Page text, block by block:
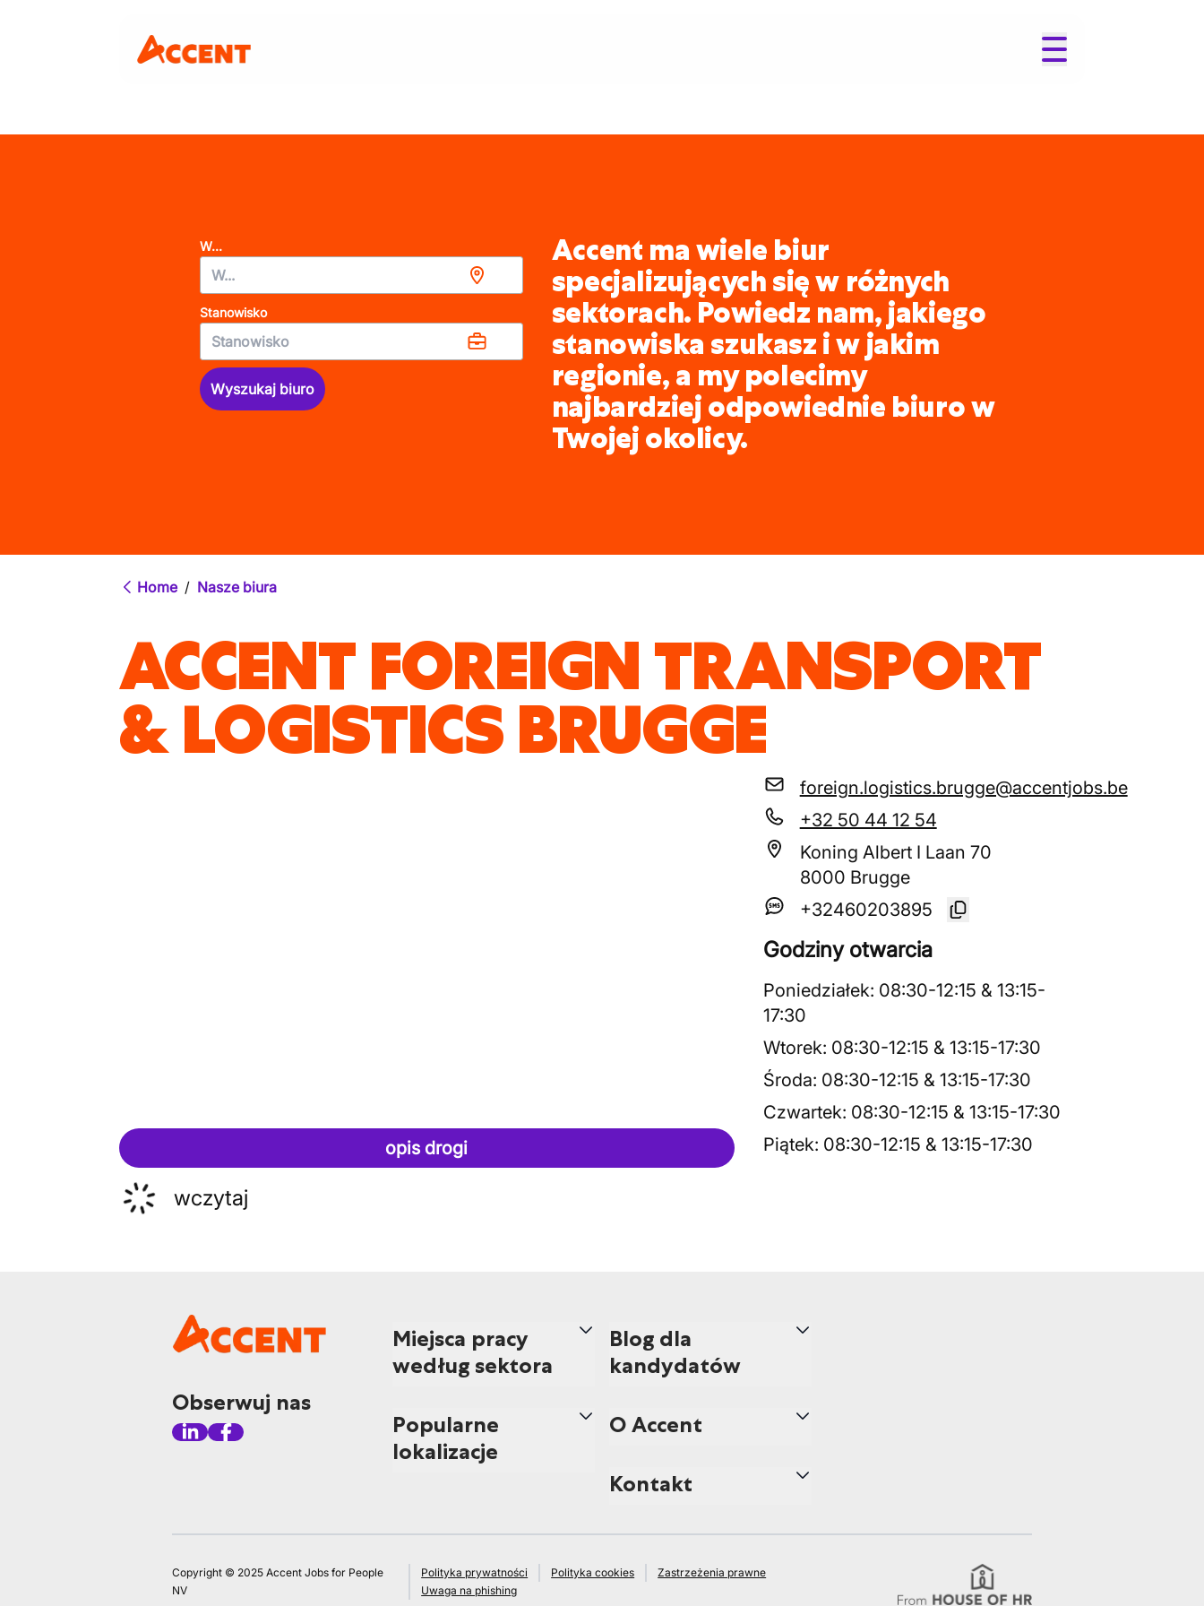
W...
Stanowisko
Wyszukaj biuro
Accent ma wiele biur
specjalizujących się w różnych
sektorach. Powiedz nam, jakiego
stanowiska szukasz i w jakim
regionie, a my polecimy
najbardziej odpowiednie biuro w
Twojej okolicy.
Home / Nasze biura
ACCENT FOREIGN TRANSPORT
& LOGISTICS BRUGGE
opis drogi
foreign.logistics.brugge@accentjobs.be
+32 50 44 12 54
Koning Albert I Laan 70
8000 Brugge
+32460203895
Godziny otwarcia
Poniedziałek: 08:30-12:15 & 13:15-
17:30
Wtorek: 08:30-12:15 & 13:15-17:30
Środa: 08:30-12:15 & 13:15-17:30
Czwartek: 08:30-12:15 & 13:15-17:30
Piątek: 08:30-12:15 & 13:15-17:30
wczytaj
Obserwuj nas
Miejsca pracy
według sektora
Popularne
lokalizacje
Blog dla
kandydatów
O Accent
Kontakt
Copyright © 2025 Accent Jobs for People
NV
Polityka prywatności Polityka cookies
Zastrzeżenia prawne
Uwaga na phishing